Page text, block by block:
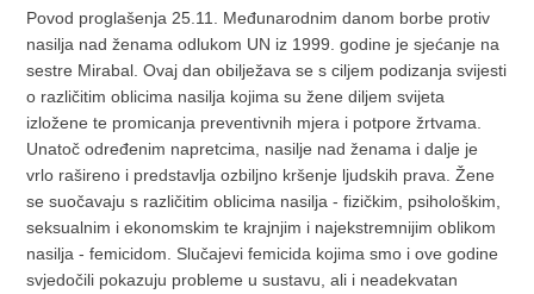
Povod proglašenja 25.11. Međunarodnim danom borbe protiv
nasilja nad ženama odlukom UN iz 1999. godine je sjećanje na
sestre Mirabal. Ovaj dan obilježava se s ciljem podizanja svijesti
o različitim oblicima nasilja kojima su žene diljem svijeta
izložene te promicanja preventivnih mjera i potpore žrtvama.
Unatoč određenim napretcima, nasilje nad ženama i dalje je
vrlo rašireno i predstavlja ozbiljno kršenje ljudskih prava. Žene
se suočavaju s različitim oblicima nasilja - fizičkim, psihološkim,
seksualnim i ekonomskim te krajnjim i najekstremnijim oblikom
nasilja - femicidom. Slučajevi femicida kojima smo i ove godine
svjedočili pokazuju probleme u sustavu, ali i neadekvatan